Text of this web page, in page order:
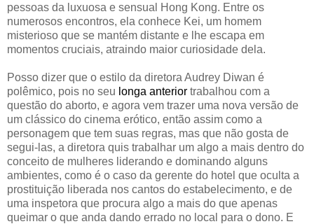
pessoas da luxuosa e sensual Hong Kong. Entre os
numerosos encontros, ela conhece Kei, um homem
misterioso que se mantém distante e lhe escapa em
momentos cruciais, atraindo maior curiosidade dela.
Posso dizer que o estilo da diretora Audrey Diwan é
polêmico, pois no seu longa anterior trabalhou com a
questão do aborto, e agora vem trazer uma nova versão de
um clássico do cinema erótico, então assim como a
personagem que tem suas regras, mas que não gosta de
segui-las, a diretora quis trabalhar um algo a mais dentro do
conceito de mulheres liderando e dominando alguns
ambientes, como é o caso da gerente do hotel que oculta a
prostituição liberada nos cantos do estabelecimento, e de
uma inspetora que procura algo a mais do que apenas
queimar o que anda dando errado no local para o dono. E